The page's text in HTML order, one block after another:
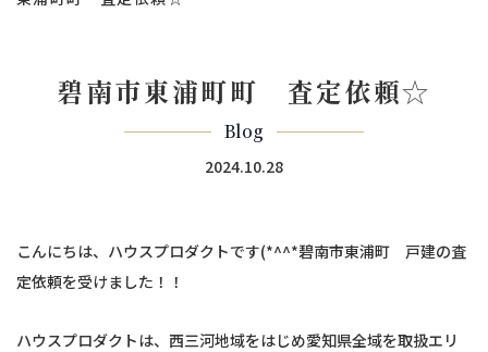
碧南市東浦町町 査定依頼☆
Blog
2024.10.28
こんにちは、ハウスプロダクトです(*^^*碧南市東浦町 戸建の査
定依頼を受けました！！
ハウスプロダクトは、西三河地域をはじめ愛知県全域を取扱エリ